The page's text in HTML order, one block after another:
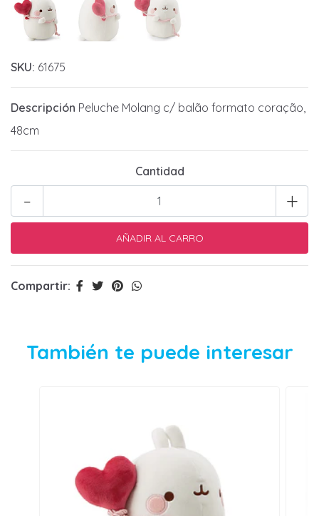
SKU: 61675
Descripción Peluche Molang c/ balão formato coração,
48cm
Cantidad
+
-
Compartir:
También te puede interesar